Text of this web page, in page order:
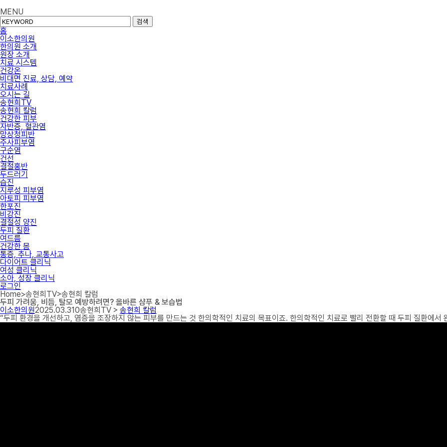
MENU
검색
홈
이소한의원
한의원 소개
원장 소개
치료 시스템
건강온
비대면 진료, 상담, 예약
치료사례
오시는 길
송현희TV
송현희 칼럼
건강한 피부
자반증, 혈관염
망상청피반
주사피부염
구순염
건선
결절홍반
두드러기
습진
지루성 피부염
아토피 피부염
한포진
비강진
결절성 양진
두피 질환
여드름
건강한 몸
통증, 추나, 교통사고
다이어트 클리닉
여성 클리닉
소아, 성장 클리닉
로그인
Home>송현희TV>송현희 칼럼
두피 가려움, 비듬, 탈모 예방하려면? 올바른 샴푸 & 보습법
이소한의원2025.03.310송현희TV > 송현희 칼럼
“두피 환경을 개선하고, 염증을 조장하지 않는 피부를 만드는 것 한의학적인 치료의 목표이죠. 한의학적인 치료로 빨리 전환할 때 두피 질환에서